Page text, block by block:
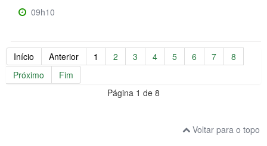
09h10
Início Anterior 1 2 3 4 5 6 7
8
Próximo
Fim
Página 1 de 8
Voltar para o topo